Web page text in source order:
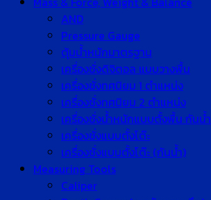
AND
Pressure Gauge
ตุ้มน้ำหนักมาตรฐาน
เครื่องชั่งดิจิตอล แบบวางพื้น
เครื่องชั่งทศนิยม 1 ตำแหน่ง
เครื่องชั่งทศนิยม 2 ตำแหน่ง
เครื่องชั่งน้ำหนักแบบตั้งพื้น กันน้ำ
เครื่องชั่งแบบตั้งโต๊ะ
เครื่องชั่งแบบตั้งโต๊ะ (กันน้ำ)
Measuring Tools
Caliper